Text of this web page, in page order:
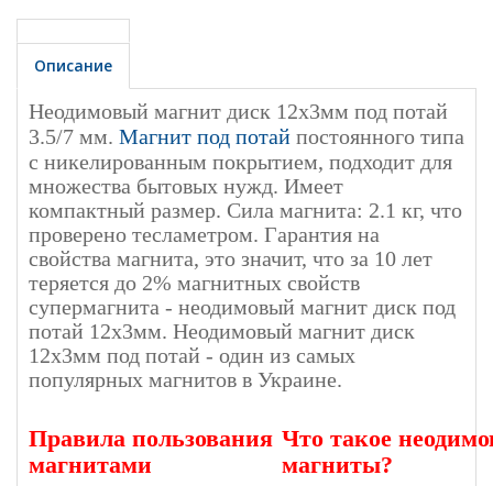
Описание
Неодимовый магнит диск 12х3мм под потай
3.5/7 мм. Магнит под потай постоянного типа
с никелированным покрытием, подходит для
множества бытовых нужд. Имеет
компактный размер. Сила магнита: 2.1 кг, что
проверено тесламетром. Гарантия на
свойства магнита, это значит, что за 10 лет
теряется до 2% магнитных свойств
супермагнита - неодимовый магнит диск под
потай 12х3мм. Неодимовый магнит диск
12х3мм под потай - один из самых
популярных магнитов в Украине.
Правила пользования
магнитами
Что такое
магниты?